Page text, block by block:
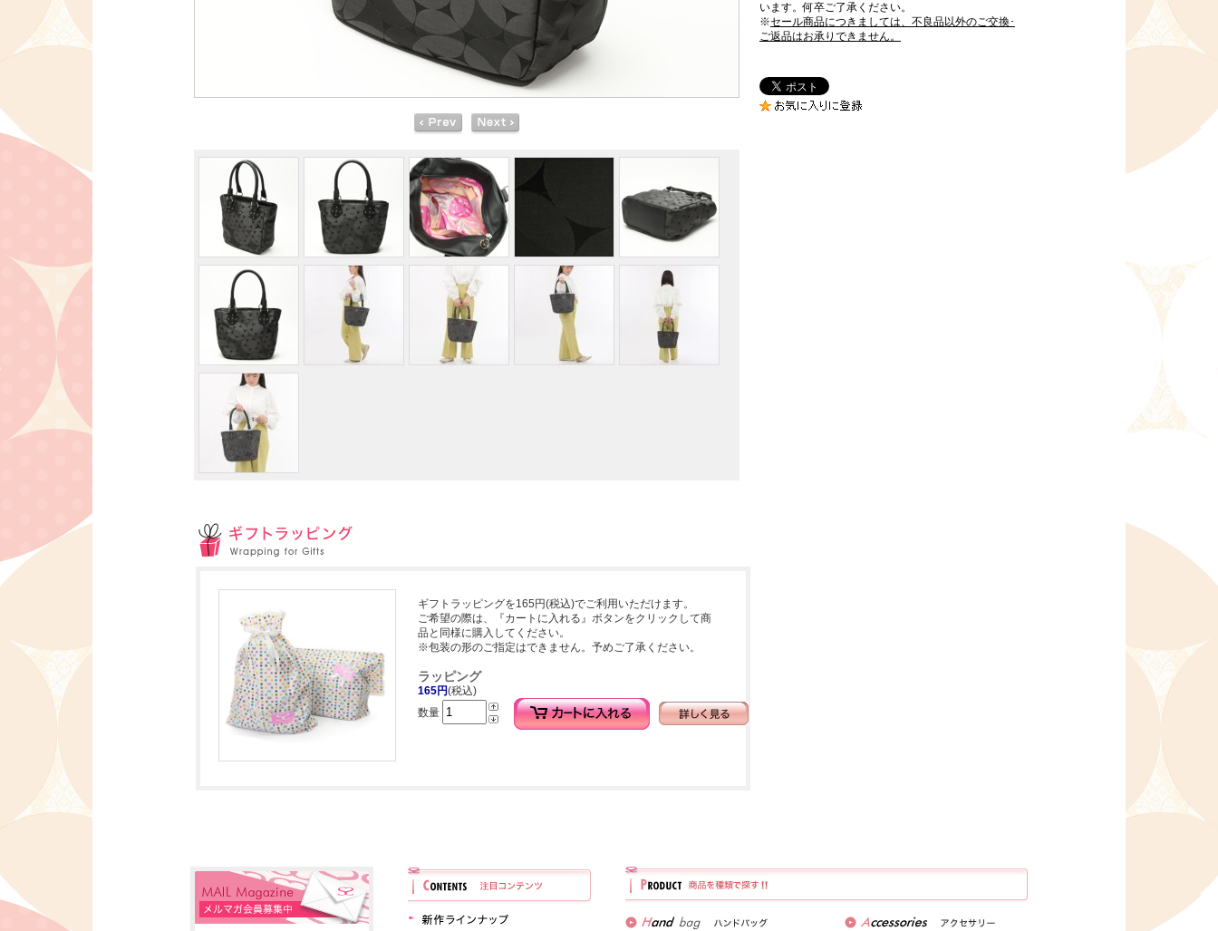
います。何卒ご了承ください。
※セール商品につきましては、不良品以外のご交換･
ご返品はお承りできません。
ギフトラッピングを165円(税込)でご利用いただけます。
ご希望の際は、『カートに入れる』ボタンをクリックして商
品と同様に購入してください。
※包装の形のご指定はできません。予めご了承ください。
ラッピング
165円(税込)
数量